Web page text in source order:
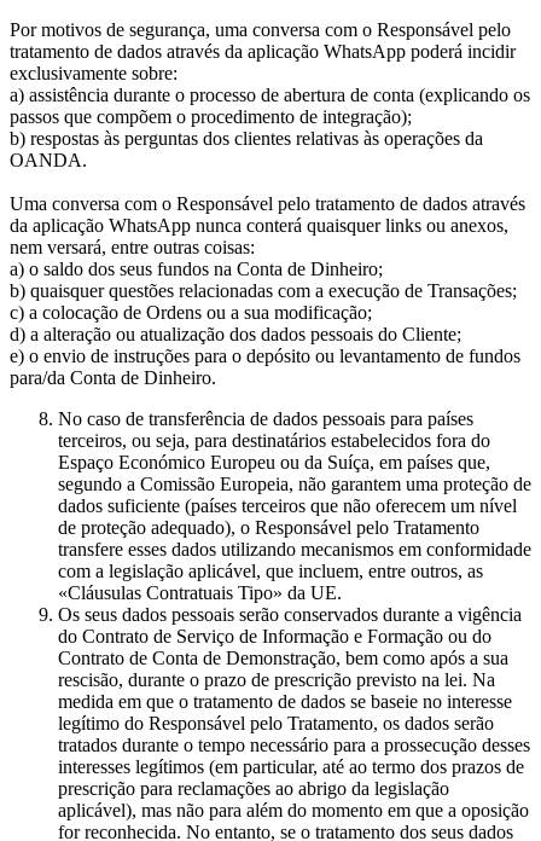
Por motivos de segurança, uma conversa com o Responsável pelo
tratamento de dados através da aplicação WhatsApp poderá incidir
exclusivamente sobre:
a) assistência durante o processo de abertura de conta (explicando os
passos que compõem o procedimento de integração);
b) respostas às perguntas dos clientes relativas às operações da
OANDA.
Uma conversa com o Responsável pelo tratamento de dados através
da aplicação WhatsApp nunca conterá quaisquer links ou anexos,
nem versará, entre outras coisas:
a) o saldo dos seus fundos na Conta de Dinheiro;
b) quaisquer questões relacionadas com a execução de Transações;
c) a colocação de Ordens ou a sua modificação;
d) a alteração ou atualização dos dados pessoais do Cliente;
e) o envio de instruções para o depósito ou levantamento de fundos
para/da Conta de Dinheiro.
No caso de transferência de dados pessoais para países
terceiros, ou seja, para destinatários estabelecidos fora do
Espaço Económico Europeu ou da Suíça, em países que,
segundo a Comissão Europeia, não garantem uma proteção de
dados suficiente (países terceiros que não oferecem um nível
de proteção adequado), o Responsável pelo Tratamento
transfere esses dados utilizando mecanismos em conformidade
com a legislação aplicável, que incluem, entre outros, as
«Cláusulas Contratuais Tipo» da UE.
Os seus dados pessoais serão conservados durante a vigência
do Contrato de Serviço de Informação e Formação ou do
Contrato de Conta de Demonstração, bem como após a sua
rescisão, durante o prazo de prescrição previsto na lei. Na
medida em que o tratamento de dados se baseie no interesse
legítimo do Responsável pelo Tratamento, os dados serão
tratados durante o tempo necessário para a prossecução desses
interesses legítimos (em particular, até ao termo dos prazos de
prescrição para reclamações ao abrigo da legislação
aplicável), mas não para além do momento em que a oposição
for reconhecida. No entanto, se o tratamento dos seus dados